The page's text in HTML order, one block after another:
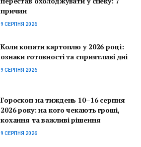
причин
9 СЕРПНЯ 2026
Коли копати картоплю у 2026 році:
ознаки готовності та сприятливі дні
9 СЕРПНЯ 2026
Гороскоп на тиждень 10–16 серпня
2026 року: на кого чекають гроші,
кохання та важливі рішення
9 СЕРПНЯ 2026